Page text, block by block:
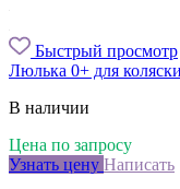
Быстрый просмотр
Люлька 0+ для
В наличии
Цена по запросу
Узнать цену Написать